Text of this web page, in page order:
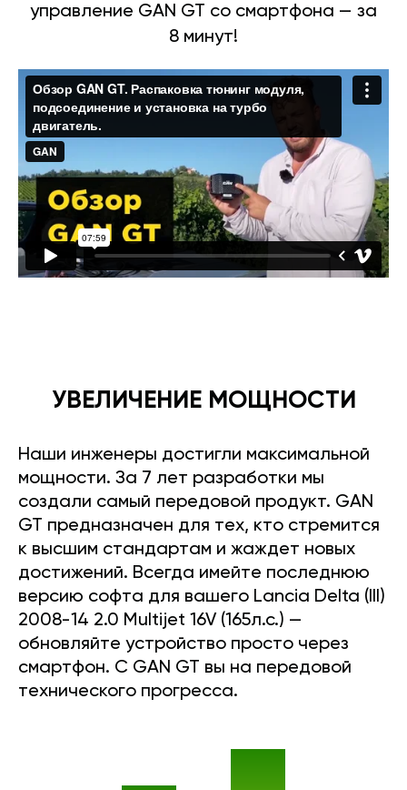
управление GAN GT со смартфона — за
8 минут!
УВЕЛИЧЕНИЕ МОЩНОСТИ
Наши инженеры достигли максимальной
мощности. За 7 лет разработки мы
создали самый передовой продукт. GAN
GT предназначен для тех, кто стремится
к высшим стандартам и жаждет новых
достижений. Всегда имейте последнюю
версию софта для вашего Lancia Delta (III)
2008-14 2.0 Multijet 16V (165л.с.) —
обновляйте устройство просто через
смартфон. С GAN GT вы на передовой
технического прогресса.